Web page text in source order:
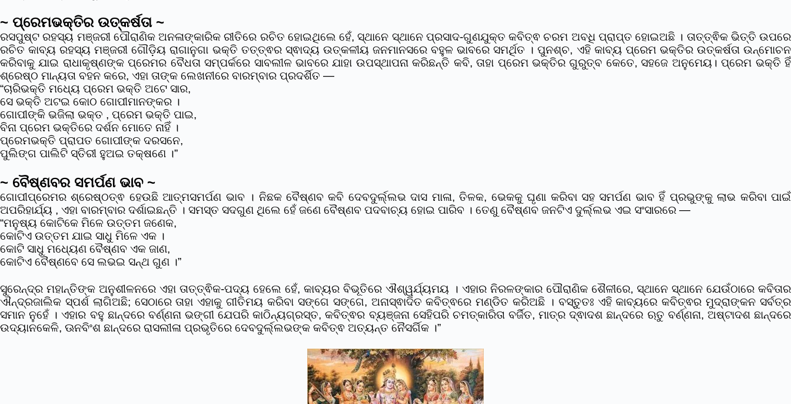
~ ପ୍ରେମଭକ୍ତିର ଉତ୍କର୍ଷତା ~
ରସପୁଷ୍ଟ ରହସ୍ୟ ମଞ୍ଜରୀ ପୌରାଣିକ ଅନଳାଙ୍କାରିକ ରୀତିରେ ରଚିତ ହୋଇଥିଲେ ହେଁ, ସ୍ଥାନେ ସ୍ଥାନେ ପ୍ରସାଦ-ଗୁଣଯୁକ୍ତ କବିତ୍ଵ ଚରମ ଅବଧି ପ୍ରାପ୍ତ ହୋଇଅଛି । ତାତ୍ତ୍ଵିକ ଭିତ୍ତି ଉପରେ
ରଚିତ କାବ୍ୟ ରହସ୍ୟ ମଞ୍ଜରୀ ଗୌଡ଼ିୟ ରାଗାନୁଗା ଭକ୍ତି ତତ୍ତ୍ଵର ସ୍ଵାଦ୍ୟ ଉତ୍କଳୀୟ ଜନମାନସରେ ବହୁଳ ଭାବରେ ସମର୍ଥିତ । ପୁନଶ୍ଚ, ଏହି କାବ୍ୟ ପ୍ରେମ ଭକ୍ତିର ଉତ୍କର୍ଷତା ଉନ୍ମୋଚନ
କରିବାକୁ ଯାଇ ରାଧାକୃଷ୍ଣଙ୍କ ପ୍ରେମର ବୈଧତା ସମ୍ପର୍କରେ ସାବଲୀଳ ଭାବରେ ଯାହା ଉପସ୍ଥାପନା କରିଛନ୍ତି କବି, ତାହା ପ୍ରେମ ଭକ୍ତିର ଗୁରୁତ୍ବ କେତେ, ସହଜେ ଅନୁମେୟ। ପ୍ରେମ ଭକ୍ତି ହିଁ
ଶ୍ରେଷ୍ଠ ମାନ୍ୟତା ବହନ କରେ, ଏହା ତାଙ୍କ ଲେଖନୀରେ ବାରମ୍ବାର ପ୍ରଦର୍ଶିତ —
“ଚାରିଭକ୍ତି ମଧ୍ୟେ ପ୍ରେମ ଭକ୍ତି ଅଟେ ସାର,
ସେ ଭକ୍ତି ଅଟଇ କୋଠ ଗୋପୀମାନଙ୍କର ।
ଗୋପୀଙ୍କି ଭଜିଲା ଭକ୍ତ , ପ୍ରେମ ଭକ୍ତି ପାଇ,
ବିନା ପ୍ରେମ ଭକ୍ତିରେ ଦର୍ଶନ ମୋତେ ନାହିଁ ।
ପ୍ରେମଭକ୍ତି ପ୍ରାପତ ଗୋପୀଙ୍କ ଦରସନେ,
ପୁଲିଙ୍ଗ ପାଲିଟି ସ୍ତିରୀ ହୁଅଇ ତକ୍ଷଣେ ।”
~ ବୈଷ୍ଣବର ସମର୍ପଣ ଭାବ ~
ଗୋପୀପ୍ରେମର ଶ୍ରେଷ୍ଠତ୍ଵ ହେଉଛି ଆତ୍ମସମର୍ପଣ ଭାବ । ନିଛକ ବୈଷ୍ଣବ କବି ଦେବଦୁର୍ଲ୍ଲଭ ଦାସ ମାଳା, ତିଳକ, ଭେକକୁ ଘୃଣା କରିବା ସହ ସମର୍ପଣ ଭାବ ହିଁ ପ୍ରଭୁଙ୍କୁ ଲାଭ କରିବା ପାଇଁ
ଅପରିହାର୍ଯ୍ୟ , ଏହା ବାରମ୍ବାର ଦର୍ଶାଇଛନ୍ତି । ସମସ୍ତ ସଦଗୁଣ ଥିଲେ ହେଁ ଜଣେ ବୈଷ୍ଣବ ପଦବାଚ୍ୟ ହୋଇ ପାରିବ । ତେଣୁ ବୈଷ୍ଣବ ଜନଟିଏ ଦୁର୍ଲ୍ଲଭ ଏଇ ସଂସାରରେ —
“ମନୁଷ୍ୟ କୋଟିକେ ମିଳେ ଉତ୍ତମ ଜଣେକ,
କୋଟିଏ ଉତ୍ତମ ଯାଇ ସାଧୁ ମିଳେ ଏକ ।
କୋଟି ସାଧୁ ମଧ୍ୟେଣ ବୈଷ୍ଣବ ଏକ ଜାଣ,
କୋଟିଏ ବୈଷ୍ଣବେ ସେ ଲଭଇ ସନ୍ଥ ଗୁଣ ।”
ସୁରେନ୍ଦ୍ର ମହାନ୍ତିଙ୍କ ଅନୁଶୀଳନରେ ଏହା ତାତ୍ତ୍ଵିକ-ପଦ୍ୟ ହେଲେ ହେଁ, କାବ୍ୟର ବିଭୂତିରେ ଐଶ୍ୱର୍ଯ୍ୟମୟ । ଏହାର ନିରଳଙ୍କାର ପୌରାଣିକ ଶୈଳୀରେ, ସ୍ଥାନେ ସ୍ଥାନେ ଯେଉଁଠାରେ କବିତାର
ଐନ୍ଦ୍ରଜାଲିକ ସ୍ପର୍ଶ ଲାଗିଅଛି; ସେଠାରେ ତାହା ଏହାକୁ ଗୀତିମୟ କରିବା ସଙ୍ଗେ ସଙ୍ଗେ, ଅନାସ୍ଵାଦିତ କବିତ୍ଵରେ ମଣ୍ଡିତ କରିଅଛି । ବସ୍ତୁତଃ ଏହି କାବ୍ୟରେ କବିତ୍ଵର ମୁଦ୍ରାଙ୍କନ ସର୍ବତ୍ର
ସମାନ ନୁହେଁ । ଏହାର ବହୁ ଛାନ୍ଦରେ ବର୍ଣ୍ଣନା ଭଙ୍ଗୀ ଯେପରି କାଠିନ୍ୟଗ୍ରସ୍ତ, କବିତ୍ଵର ବ୍ୟଞ୍ଜନା ସେହିପରି ଚମତ୍କାରିତା ବର୍ଜିତ, ମାତ୍ର ଦ୍ଵାଦଶ ଛାନ୍ଦରେ ଋତୁ ବର୍ଣ୍ଣନା, ଅଷ୍ଟାଦଶ ଛାନ୍ଦରେ
ଉଦ୍ୟାନକେଳି, ଊନବିଂଶ ଛାନ୍ଦରେ ରାସଲୀଳା ପ୍ରଭୃତିରେ ଦେବଦୁର୍ଲ୍ଲଭଙ୍କ କବିତ୍ଵ ଅତ୍ୟନ୍ତ ନୈସର୍ଗିକ ।”